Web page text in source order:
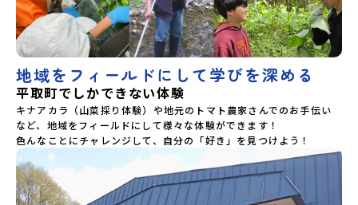
地域をフィールドにして学びを深める
平取町でしかできない体験
キナアカラ（山菜採り体験）や地元のトマト農家さんでのお手伝い
など、地域をフィールドにして様々な体験ができます！
色んなことにチャレンジして、自分の「好き」を見つけよう！